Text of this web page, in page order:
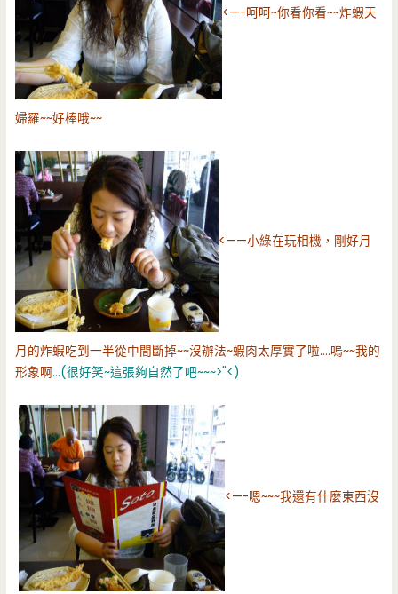
<—-呵呵~你看你看~~炸蝦天
婦羅~~好棒哦~~
<——小綠在玩相機，剛好月
月的炸蝦吃到一半從中間斷掉~~沒辦法~蝦肉太厚實了啦….嗚~~我的
形象啊…(很好笑~這張夠自然了吧~~~>"<)
<—-嗯~~~我還有什麼東西沒